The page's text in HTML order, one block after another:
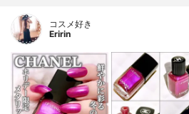
コスメ好き
Eririn